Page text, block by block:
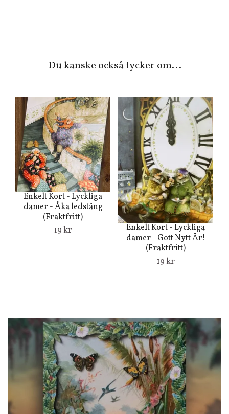
Enkelt Kort - Lyckliga
damer - Åka ledstång
(Fraktfritt)
19 kr
Enkelt Kort - Lyckliga
damer - Gott Nytt År!
(Fraktfritt)
19 kr